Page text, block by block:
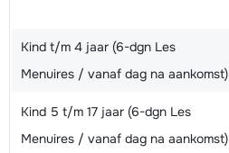
Kind t/m 4 jaar (6-dgn Les
Menuires / vanaf dag na aankomst)
Kind 5 t/m 17 jaar (6-dgn Les
Menuires / vanaf dag na aankomst)